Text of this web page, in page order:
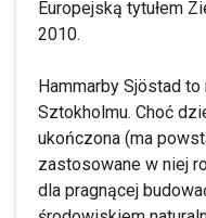
Europejską tytułem
2010.
Hammarby Sjöstad
Sztokholmu. Choć
ukończona (ma
zastosowane w niej
dla pragnącej